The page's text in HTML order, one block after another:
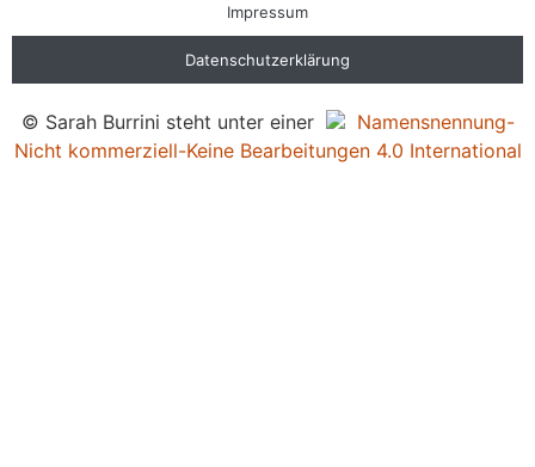
Impressum
Datenschutzerklärung
© Sarah Burrini steht unter einer
Namensnennung-
Nicht kommerziell-Keine Bearbeitungen 4.0 International